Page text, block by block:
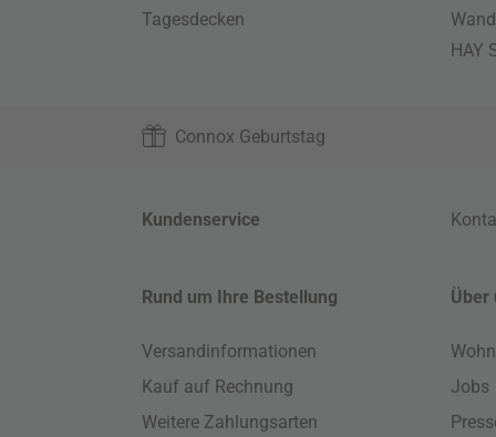
Tagesdecken
HAY
Connox Geburtstag
Kundenservice
Rund um Ihre Bestellung
Versandinformationen
Kauf auf Rechnung
Weitere Zahlungsarten
Über
Jobs